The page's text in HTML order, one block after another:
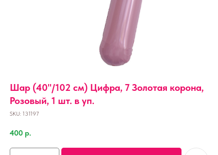
Шар (40''/102 см) Цифра, 7 Золотая корона,
Розовый, 1 шт. в уп.
SKU: 131197
400 р.